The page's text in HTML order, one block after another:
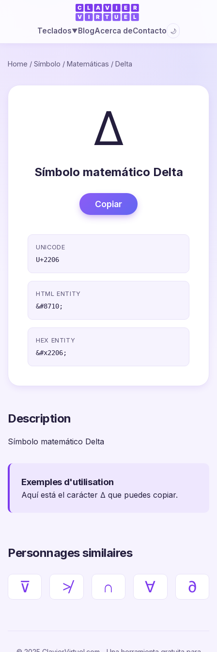
Teclados▼BlogAcerca deContacto 🌙
Home / Símbolo / Matemáticas / Delta
∆
Símbolo matemático Delta
Copiar
UNICODE
U+2206
HTML ENTITY
&#8710;
HEX ENTITY
&#x2206;
Description
Símbolo matemático Delta
Exemples d'utilisation
Aquí está el carácter ∆ que puedes copiar.
Personnages similaires
⊽ ≯ ∩ ∀ ∂